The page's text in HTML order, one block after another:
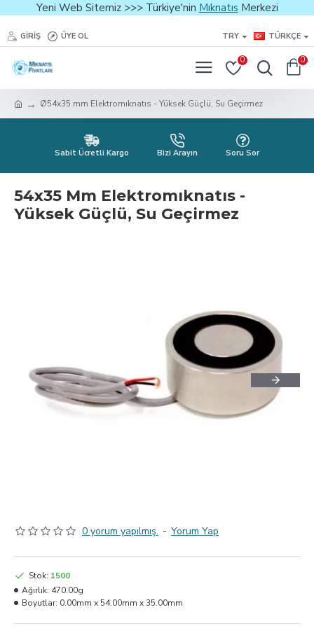
Yeni Web Sitemiz >>> Türkiye'nin Mıknatıs Merkezi
GIRIŞ ÜYE OL TRY TÜRKÇE
0 0
Ø54x35 mm Elektromıknatıs - Yüksek Güçlü, Su Geçirmez
Sabit Ücretli Kargo Bizi Arayın Soru Sor
54x35 Mm Elektromıknatıs -
Yüksek Güçlü, Su Geçirmez
0 yorum yapılmış. - Yorum Yap
Stok: 1500
Ağırlık: 470.00g
Boyutlar: 0.00mm x 54.00mm x 35.00mm